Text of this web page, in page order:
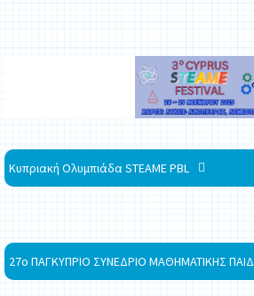
Κυπριακή Ολυμπιάδα STEAME PBL
27ο ΠΑΓΚΥΠΡΙΟ ΣΥΝΕΔΡΙΟ ΜΑΘΗΜΑΤΙΚΗΣ